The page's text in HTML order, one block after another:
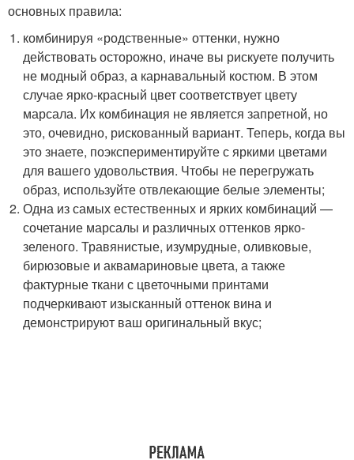
основных правила:
комбинируя «родственные» оттенки, нужно
действовать осторожно, иначе вы рискуете получить
не модный образ, а карнавальный костюм. В этом
случае ярко-красный цвет соответствует цвету
марсала. Их комбинация не является запретной, но
это, очевидно, рискованный вариант. Теперь, когда вы
это знаете, поэкспериментируйте с яркими цветами
для вашего удовольствия. Чтобы не перегружать
образ, используйте отвлекающие белые элементы;
Одна из самых естественных и ярких комбинаций —
сочетание марсалы и различных оттенков ярко-
зеленого. Травянистые, изумрудные, оливковые,
бирюзовые и аквамариновые цвета, а также
фактурные ткани с цветочными принтами
подчеркивают изысканный оттенок вина и
демонстрируют ваш оригинальный вкус;